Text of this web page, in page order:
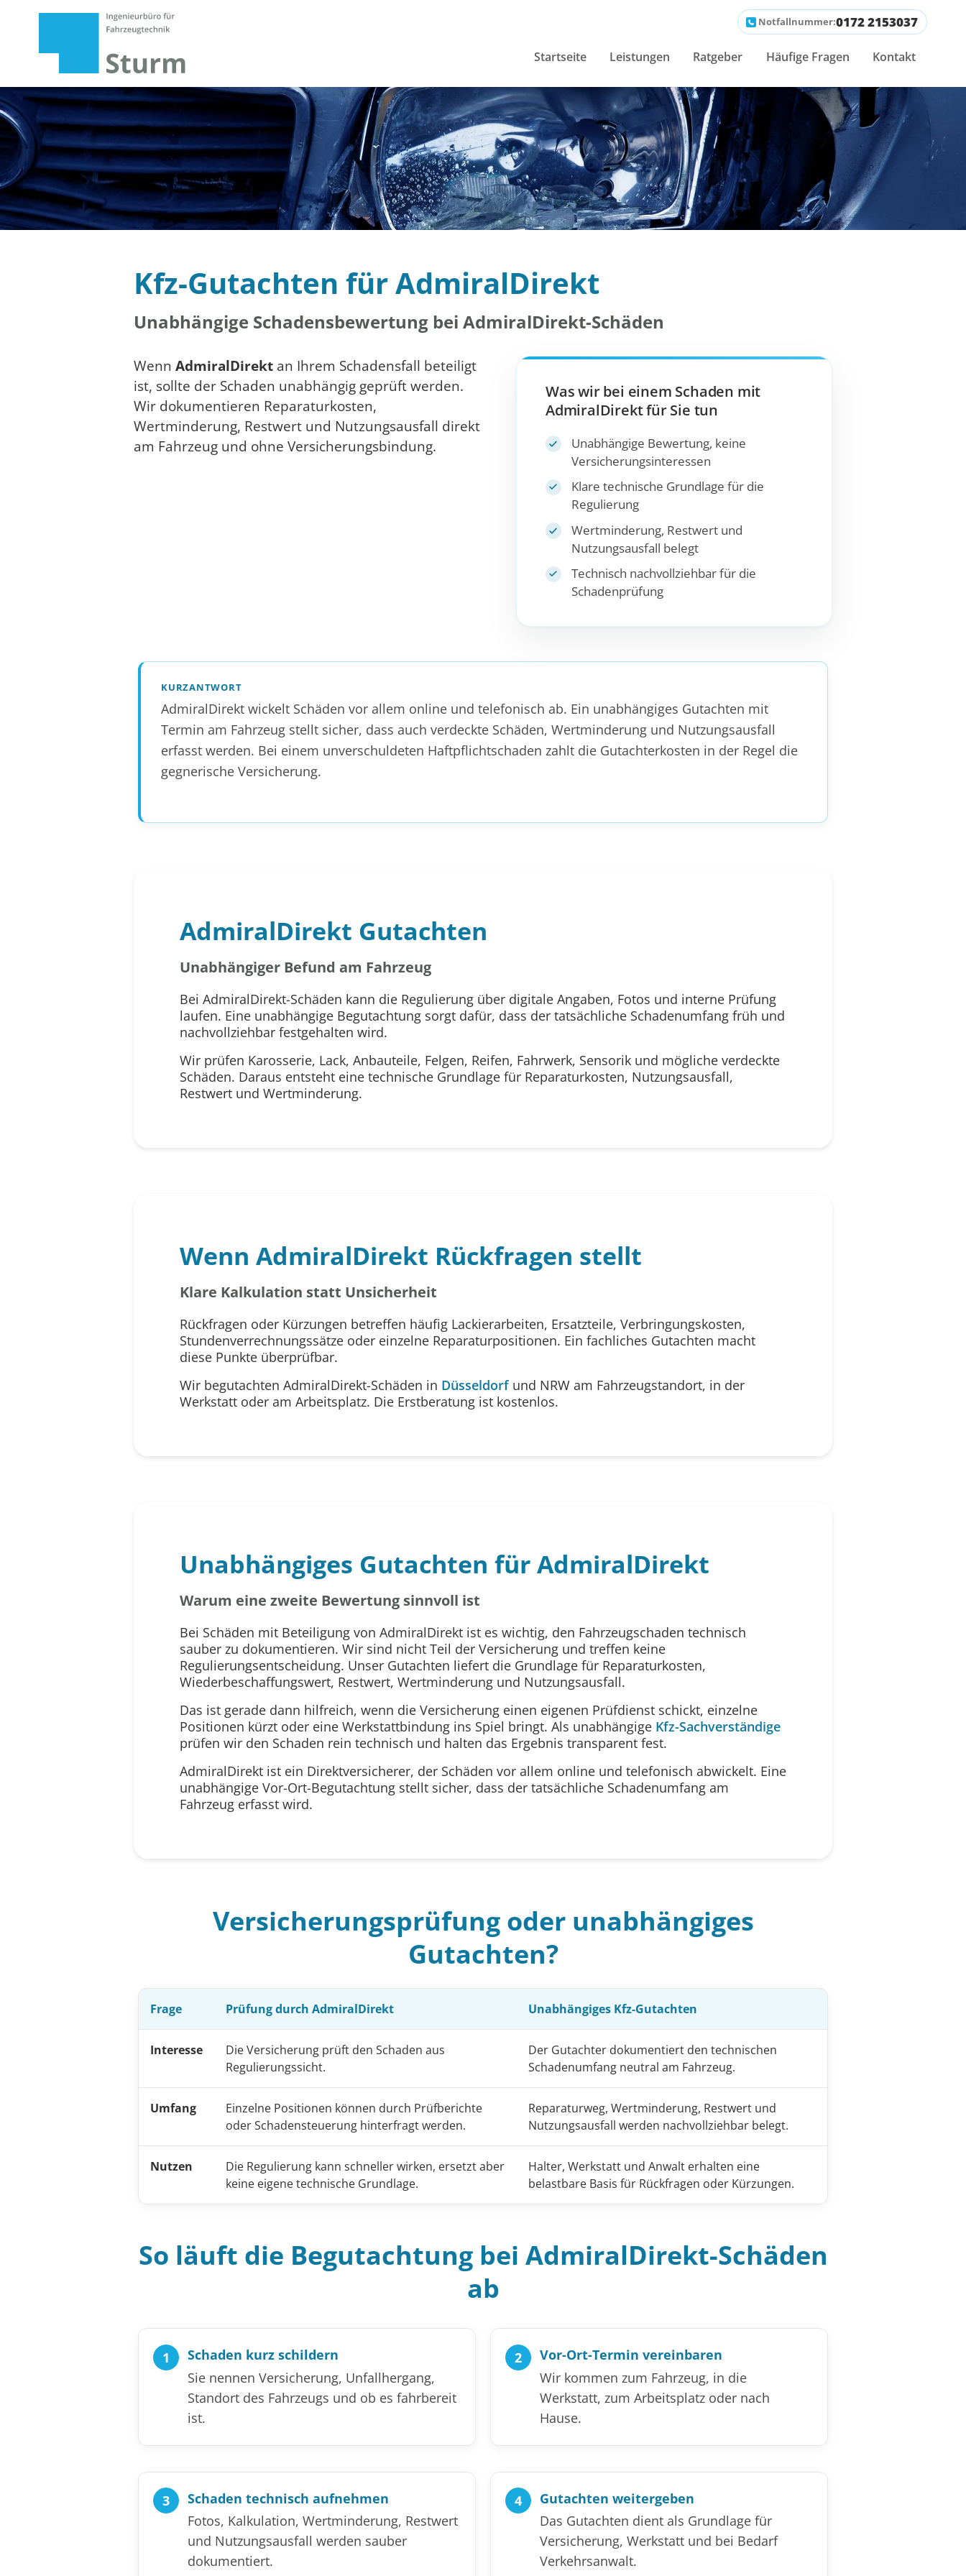
Notfallnummer:0172 2153037
Startseite Leistungen Ratgeber Häufige Fragen Kontakt
Kfz-Gutachten für AdmiralDirekt
Unabhängige Schadensbewertung bei AdmiralDirekt-Schäden
Wenn AdmiralDirektan Ihrem Schadensfall beteiligt
ist, sollte der Schaden unabhängig geprüft werden.
Wir dokumentieren Reparaturkosten,
Wertminderung, Restwert und Nutzungsausfall direkt
am Fahrzeug und ohne Versicherungsbindung.
Was wir bei einem Schaden mit
AdmiralDirekt für Sie tun
Unabhängige Bewertung, keine
Versicherungsinteressen
Klare technische Grundlage für die
Regulierung
Wertminderung, Restwert und
Nutzungsausfall belegt
Technisch nachvollziehbar für die
Schadenprüfung
KURZANTWORT
AdmiralDirekt wickelt Schäden vor allem online und telefonisch ab. Ein unabhängiges Gutachten mit
Termin am Fahrzeug stellt sicher, dass auch verdeckte Schäden, Wertminderung und Nutzungsausfall
erfasst werden. Bei einem unverschuldeten Haftpflichtschaden zahlt die Gutachterkosten in der Regel die
gegnerische Versicherung.
AdmiralDirekt Gutachten
Unabhängiger Befund am Fahrzeug
Bei AdmiralDirekt-Schäden kann die Regulierung über digitale Angaben, Fotos und interne Prüfung
laufen. Eine unabhängige Begutachtung sorgt dafür, dass der tatsächliche Schadenumfang früh und
nachvollziehbar festgehalten wird.
Wir prüfen Karosserie, Lack, Anbauteile, Felgen, Reifen, Fahrwerk, Sensorik und mögliche verdeckte
Schäden. Daraus entsteht eine technische Grundlage für Reparaturkosten, Nutzungsausfall,
Restwert und Wertminderung.
Wenn AdmiralDirekt Rückfragen stellt
Klare Kalkulation statt Unsicherheit
Rückfragen oder Kürzungen betreffen häufig Lackierarbeiten, Ersatzteile, Verbringungskosten,
Stundenverrechnungssätze oder einzelne Reparaturpositionen. Ein fachliches Gutachten macht
diese Punkte überprüfbar.
Wir begutachten AdmiralDirekt-Schäden in Düsseldorfund NRW am Fahrzeugstandort, in der
Werkstatt oder am Arbeitsplatz. Die Erstberatung ist kostenlos.
Unabhängiges Gutachten für AdmiralDirekt
Warum eine zweite Bewertung sinnvoll ist
Bei Schäden mit Beteiligung von AdmiralDirekt ist es wichtig, den Fahrzeugschaden technisch
sauber zu dokumentieren. Wir sind nicht Teil der Versicherung und treffen keine
Regulierungsentscheidung. Unser Gutachten liefert die Grundlage für Reparaturkosten,
Wiederbeschaffungswert, Restwert, Wertminderung und Nutzungsausfall.
Das ist gerade dann hilfreich, wenn die Versicherung einen eigenen Prüfdienst schickt, einzelne
Positionen kürzt oder eine Werkstattbindung ins Spiel bringt. Als unabhängige Kfz-Sachverständige
prüfen wir den Schaden rein technisch und halten das Ergebnis transparent fest.
AdmiralDirekt ist ein Direktversicherer, der Schäden vor allem online und telefonisch abwickelt. Eine
unabhängige Vor-Ort-Begutachtung stellt sicher, dass der tatsächliche Schadenumfang am
Fahrzeug erfasst wird.
Versicherungsprüfung oder unabhängiges
Gutachten?
Frage Prüfung durch AdmiralDirekt Unabhängiges Kfz-Gutachten
Interesse
Die Versicherung prüft den Schaden aus
Regulierungssicht.
Der Gutachter dokumentiert den technischen
Schadenumfang neutral am Fahrzeug.
Umfang
Einzelne Positionen können durch Prüfberichte
oder Schadensteuerung hinterfragt werden.
Reparaturweg, Wertminderung, Restwert und
Nutzungsausfall werden nachvollziehbar belegt.
Nutzen
Die Regulierung kann schneller wirken, ersetzt aber
keine eigene technische Grundlage.
Halter, Werkstatt und Anwalt erhalten eine
belastbare Basis für Rückfragen oder Kürzungen.
So läuft die Begutachtung bei AdmiralDirekt-Schäden
ab
Schaden kurz schildern
Sie nennen Versicherung, Unfallhergang,
Standort des Fahrzeugs und ob es fahrbereit
ist.
Vor-Ort-Termin vereinbaren
Wir kommen zum Fahrzeug, in die
Werkstatt, zum Arbeitsplatz oder nach
Hause.
Schaden technisch aufnehmen
Fotos, Kalkulation, Wertminderung, Restwert
und Nutzungsausfall werden sauber
dokumentiert.
Gutachten weitergeben
Das Gutachten dient als Grundlage für
Versicherung, Werkstatt und bei Bedarf
Verkehrsanwalt.